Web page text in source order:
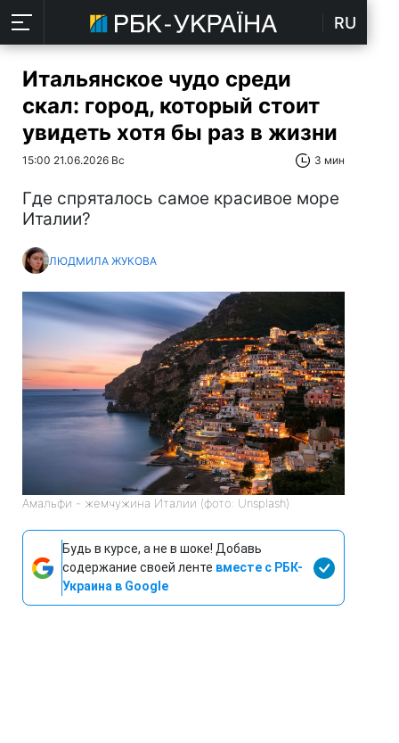
RU
Итальянское чудо среди
скал: город, который стоит
увидеть хотя бы раз в жизни
15:00 21.06.2026 Вс 3 мин
Где спряталось самое красивое море
Италии?
ЛЮДМИЛА ЖУКОВА
Амальфи - жемчужина Италии (фото: Unsplash)
Будь в курсе, а не в шоке! Добавь
содержание своей ленте вместе с РБК-
Украина в Google